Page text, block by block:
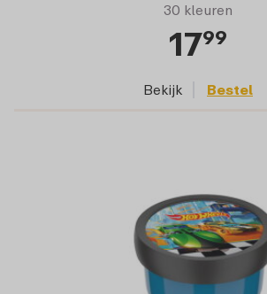
30 kleuren
1799
Bekijk Bestel